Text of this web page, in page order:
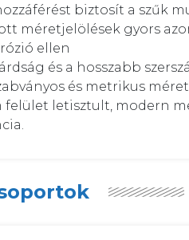
biztosít a szűk
méretjelölések gyors
ellen
és a hosszabb
és metrikus
letisztult, modern